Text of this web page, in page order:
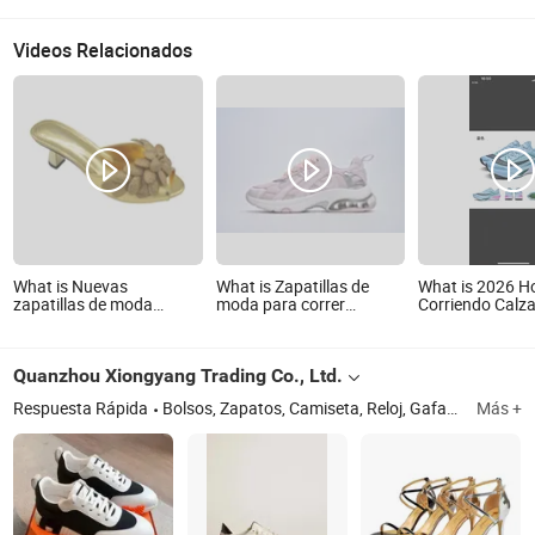
Videos Relacionados
What is Nuevas
zapatillas de moda
calidad para exteriores
zapatos para damas
What is Zapatillas de
moda para correr
What is 2026
Corriendo
de Moda
Quanzhou Xiongyang Trading Co., Ltd.
Respuesta Rápida Bolsos, Zapatos, Camiseta, Reloj, Gafas, Joyería, Chanclas Más +